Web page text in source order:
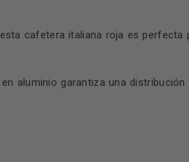
cafetera italiana roja es perfecta
aluminio garantiza una